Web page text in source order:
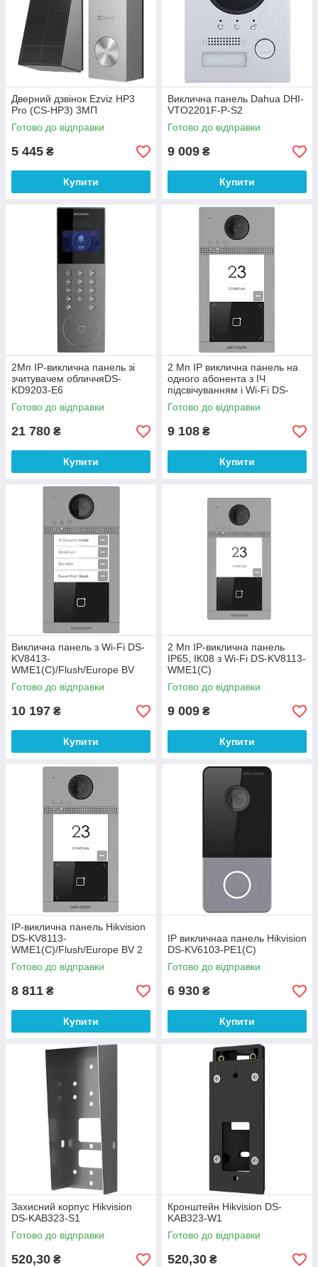
Дверний дзвінок Ezviz HP3
Pro (CS-HP3) 3МП
Готово до відправки
5 445 ₴
Купити
Виклична панель Dahua DHI-
VTO2201F-P-S2
Готово до відправки
9 009 ₴
Купити
2Мп IP-виклична панель зі
зчитувачем обличчяDS-
KD9203-E6
Готово до відправки
21 780 ₴
Купити
2 Мп IP виклична панель на
одного абонента з ІЧ
підсвічуванням і Wi-Fi DS-
KV8113-WME1(C)/Flush
Готово до відправки
9 108 ₴
Купити
Виклична панель з Wi-Fi DS-
KV8413-
WME1(C)/Flush/Europe BV
Готово до відправки
10 197 ₴
Купити
2 Мп IP-виклична панель
IP65, IK08 з Wi-Fi DS-KV8113-
WME1(C)
Готово до відправки
9 009 ₴
Купити
IP-виклична панель Hikvision
DS-KV8113-
WME1(C)/Flush/Europe BV 2
Мп IP65, IK08 з Wi-Fi
Готово до відправки
8 811 ₴
Купити
IP викличнаа панель Hikvision
DS-KV6103-PE1(С)
Готово до відправки
6 930 ₴
Купити
Захисний корпус Hikvision
DS-KAB323-S1
Готово до відправки
520,30 ₴
Кронштейн Hikvision DS-
KAB323-W1
Готово до відправки
520,30 ₴